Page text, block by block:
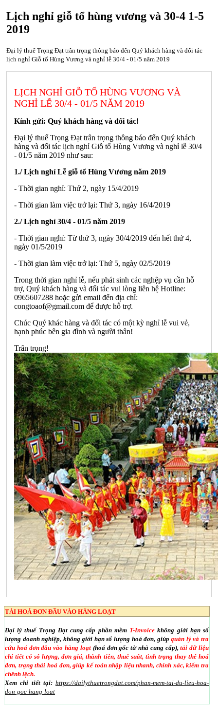
Lịch nghỉ giỗ tổ hùng vương và 30-4 1-5
2019
Đại lý thuế Trọng Đạt trân trọng thông báo đến Quý khách hàng và đối tác
lịch nghỉ Giỗ tổ Hùng Vương và nghỉ lễ 30/4 - 01/5 năm 2019
LỊCH NGHỈ GIỖ TỔ HÙNG VƯƠNG VÀ
NGHỈ LỄ 30/4 - 01/5 NĂM 2019
Kính gửi: Quý khách hàng và đối tác!
Đại lý thuế Trọng Đạt trân trọng thông báo đến Quý khách
hàng và đối tác lịch nghỉ Giỗ tổ Hùng Vương và nghỉ lễ 30/4
- 01/5 năm 2019 như sau:
1./ Lịch nghỉ Lễ giỗ tổ Hùng Vương năm 2019
- Thời gian nghỉ: Thứ 2, ngày 15/4/2019
- Thời gian làm việc trở lại: Thứ 3, ngày 16/4/2019
2./ Lịch nghỉ 30/4 - 01/5 năm 2019
- Thời gian nghỉ: Từ thứ 3, ngày 30/4/2019 đến hết thứ 4,
ngày 01/5/2019
- Thời gian làm việc trở lại: Thứ 5, ngày 02/5/2019
Trong thời gian nghỉ lễ, nếu phát sinh các nghệp vụ cần hỗ
trợ, Quý khách hàng và đối tác vui lòng liên hệ Hotline:
0965607288 hoặc gửi email đến địa chỉ:
congtoaof@gmail.com để được hỗ trợ.
Chúc Quý khác hàng và đối tác có một kỳ nghỉ lễ vui vẻ,
hạnh phúc bên gia đình và người thân!
Trân trọng!
TẢI HOÁ ĐƠN ĐẦU VÀO HÀNG LOẠT
Đại lý thuế Trọng Đạt cung cấp phần mềm T-Invoice không giới hạn số
lượng doanh nghiệp, không giới hạn số lượng hoá đơn, giúpquản lý và tra
cứu hoá đơn đầu vào hàng loạt(hoá đơn gốc từ nhà cung cấp),tải dữ liệu
chi tiết có số lượng, đơn giá, thành tiền, thuế suất, tình trạng thay thế hoá
đơn, trạng thái hoá đơn, giúp kế toán nhập liệu nhanh, chính xác, kiểm tra
chênh lệch.
Xem chi tiết tại: https://dailythuetrongdat.com/phan-mem-tai-du-lieu-hoa-
don-goc-hang-loat